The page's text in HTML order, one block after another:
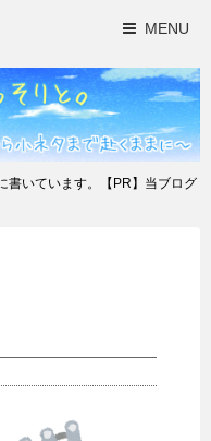
MENU
書いています。【PR】当ブログ